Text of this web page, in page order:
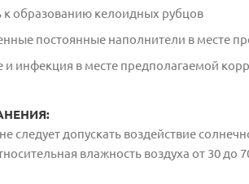
к образованию келоидных рубцов
постоянные наполнители в месте
и инфекция в месте предполагаемой
следует допускать воздействие
влажность воздуха от 30 до